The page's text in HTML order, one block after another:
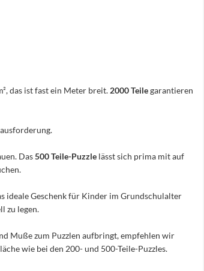
das ist fast ein Meter breit. 2000 Teilegarantieren
Das500 Teile-Puzzle lässt sich prima mit auf
ideale Geschenk für Kinder im Grundschulalter
zu legen.
Muße zum Puzzlen aufbringt, empfehlen wir
wie bei den 200- und 500-Teile-Puzzles.